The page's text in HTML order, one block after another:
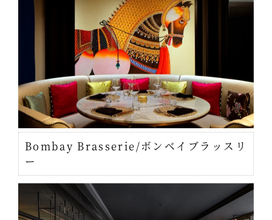
Bombay Brasserie/ボンベイブラッスリ
ー